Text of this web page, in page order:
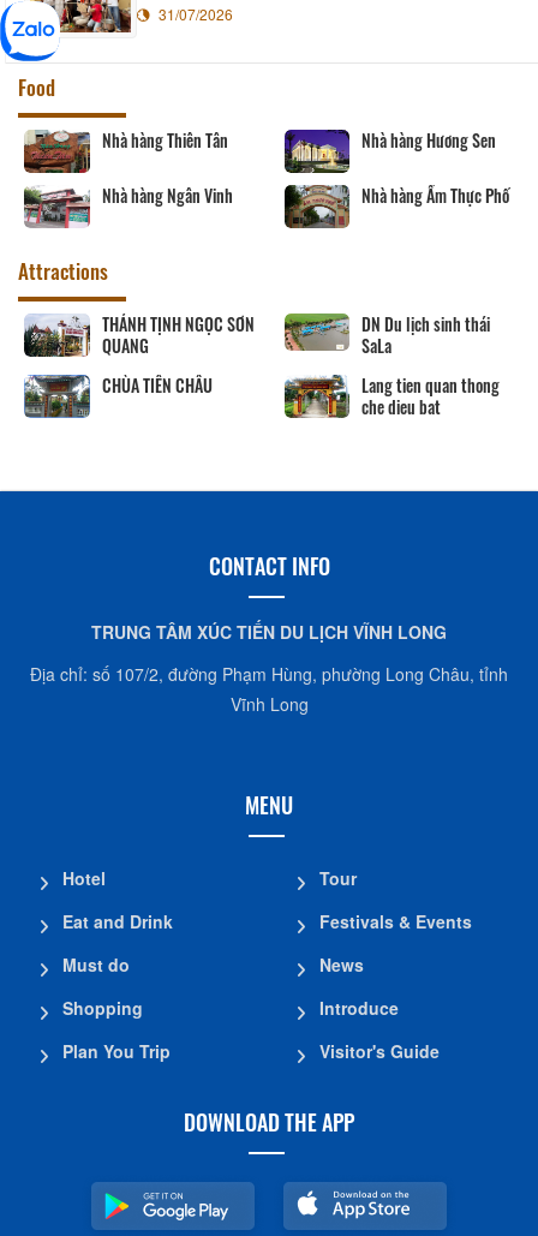
31/07/2026
Food
Nhà hàng Thiên Tân Nhà hàng Hương Sen
Nhà hàng Ngân Vinh Nhà hàng Ẩm Thực Phố
Attractions
THÁNH TỊNH NGỌC SƠN
QUANG
DN Du lịch sinh thái
SaLa
CHÙA TIÊN CHÂU
Lang tien quan thong
che dieu bat
CONTACT INFO
TRUNG TÂM XÚC TIẾN DU LỊCH VĨNH LONG
Địa chỉ: số 107/2, đường Phạm Hùng, phường Long Châu, tỉnh
Vĩnh Long
MENU
Hotel
Eat and Drink
Must do
Shopping
Plan You Trip
Tour
Festivals & Events
News
Introduce
Visitor's Guide
DOWNLOAD THE APP